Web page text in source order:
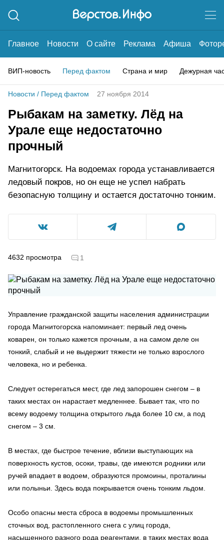
Главное Новости О сайте Реклама Афиша
ВИП-новость Перед фактом Страна и мир Дежурная
Новости / Перед фактом 27 ноября 2014
Рыбакам на заметку. Лёд на
Урале еще недостаточно
прочный
Магнитогорск. На водоемах города устанавливается
ледовый покров, но он еще не успел набрать
безопасную толщину и остается достаточно тонким.
4632 просмотра 1
Управление гражданской защиты населения администрации
города Магнитогорска напоминает: первый лед очень
коварен, он только кажется прочным, а на самом деле он
тонкий, слабый и не выдержит тяжести не только взрослого
человека, но и ребенка.
Следует остерегаться мест, где лед запорошен снегом – в
таких местах он нарастает медленнее. Бывает так, что по
всему водоему толщина открытого льда более 10 см, а под
снегом – 3 см.
В местах, где быстрое течение, вблизи выступающих на
поверхность кустов, осоки, травы, где имеются родники или
ручей впадает в водоем, образуются промоины, проталины
или полыньи. Здесь вода покрывается очень тонким льдом.
Особо опасны места сброса в водоемы промышленных
сточных вод, растопленного снега с улиц города,
насыщенного разного рода реагентами, в таких местах вода